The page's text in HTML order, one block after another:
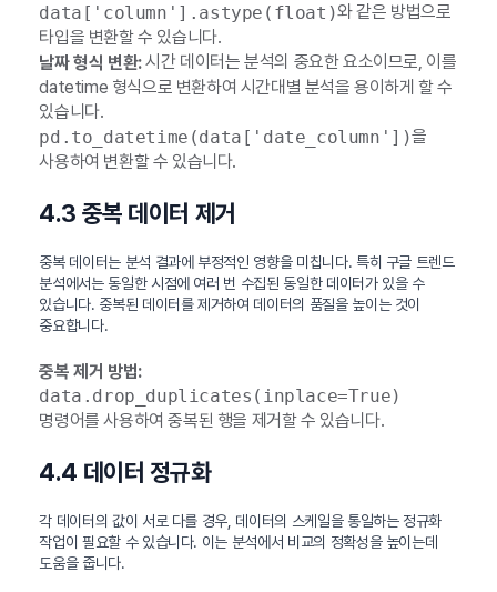
data['column'].astype(float)와 같은 방법으로
타입을 변환할 수 있습니다.
날짜 형식 변환:시간 데이터는 분석의 중요한 요소이므로, 이를
datetime 형식으로 변환하여 시간대별 분석을 용이하게 할 수
있습니다.
pd.to_datetime(data['date_column'])을
사용하여 변환할 수 있습니다.
4.3 중복 데이터 제거
중복 데이터는 분석 결과에 부정적인 영향을 미칩니다. 특히 구글 트렌드
분석에서는 동일한 시점에 여러 번 수집된 동일한 데이터가 있을 수
있습니다. 중복된 데이터를 제거하여 데이터의 품질을 높이는 것이
중요합니다.
중복 제거 방법:
data.drop_duplicates(inplace=True)
명령어를 사용하여 중복된 행을 제거할 수 있습니다.
4.4 데이터 정규화
각 데이터의 값이 서로 다를 경우, 데이터의 스케일을 통일하는 정규화
작업이 필요할 수 있습니다. 이는 분석에서 비교의 정확성을 높이는데
도움을 줍니다.